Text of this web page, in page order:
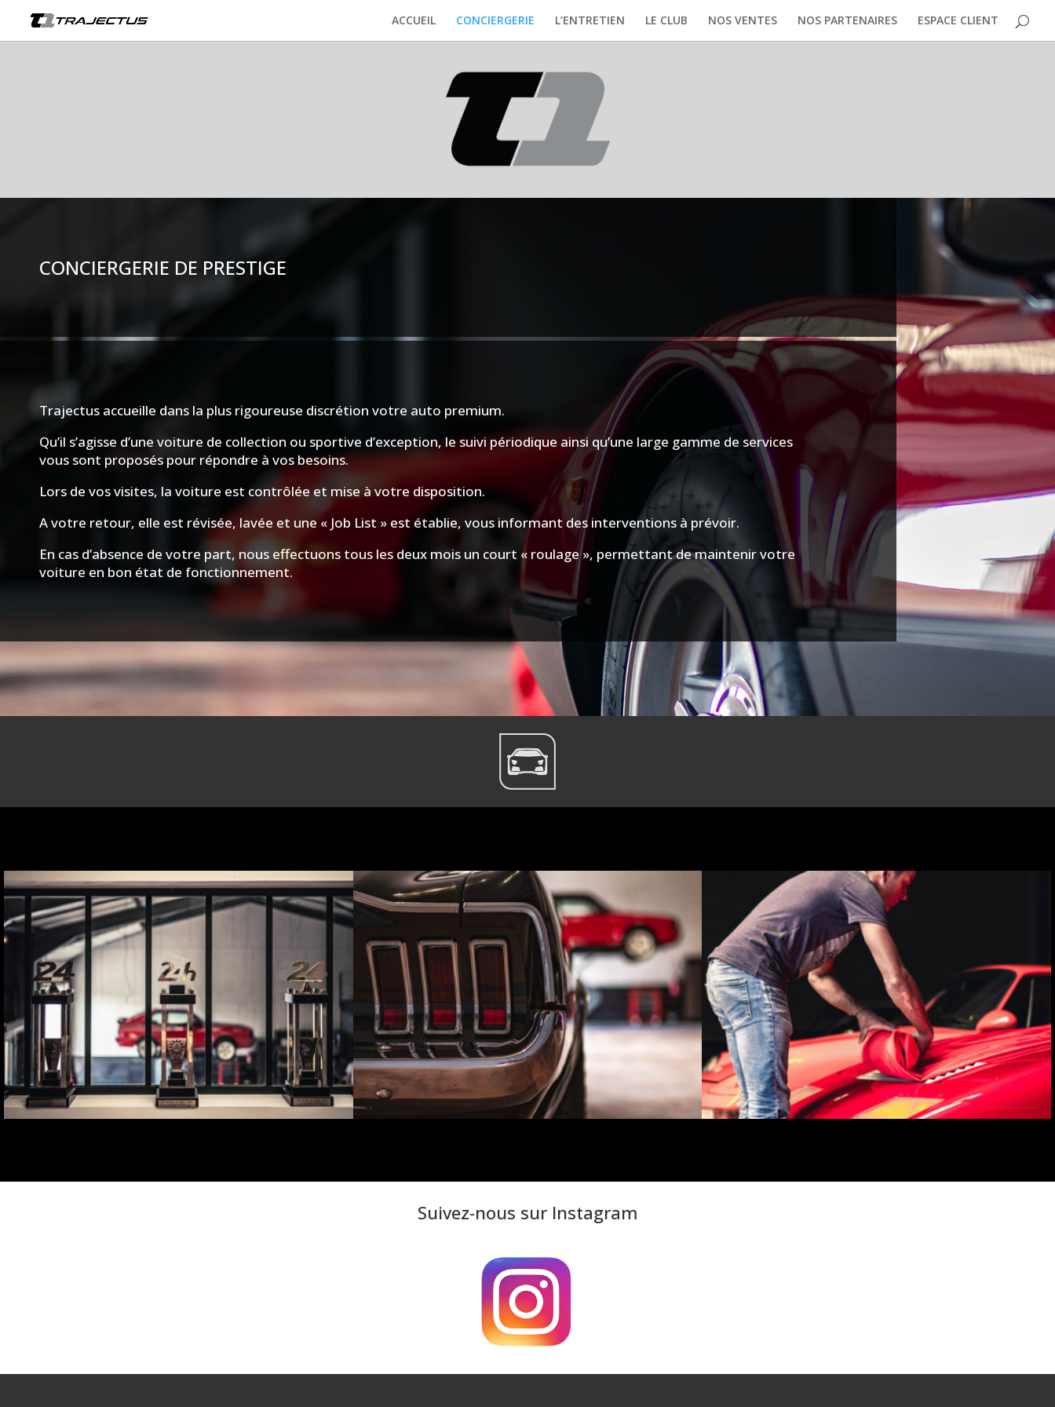
ACCUEIL CONCIERGERIE L’ENTRETIEN LE CLUB NOS VENTES NOS PARTENAIRES ESPACE CLIENT
CONCIERGERIE DE PRESTIGE
Trajectus accueille dans la plus rigoureuse discrétion votre auto premium.
Qu’il s’agisse d’une voiture de collection ou sportive d’exception, le suivi périodique ainsi qu’une large gamme de services
vous sont proposés pour répondre à vos besoins.
Lors de vos visites, la voiture est contrôlée et mise à votre disposition.
A votre retour, elle est révisée, lavée et une « Job List » est établie, vous informant des interventions à prévoir.
En cas d’absence de votre part, nous effectuons tous les deux mois un court « roulage », permettant de maintenir votre
voiture en bon état de fonctionnement.
Suivez-nous sur Instagram